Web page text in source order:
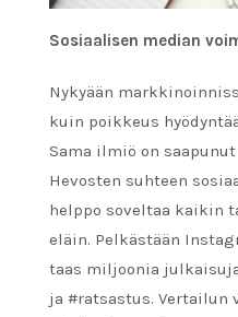
Sosiaalisen median
Nykyään
kuin poikkeus
Sama ilmiö on
Hevosten suhteen
helppo soveltaa kaikin
eläin. Pelkästään
taas miljoonia
ja #ratsastus. Vertailun